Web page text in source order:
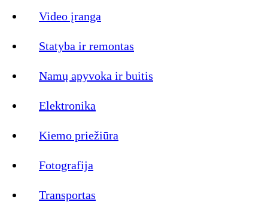
Video įranga
Statyba ir remontas
Namų apyvoka ir buitis
Elektronika
Kiemo priežiūra
Fotografija
Transportas